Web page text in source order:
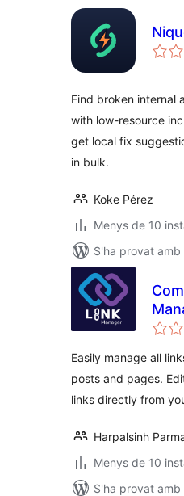
Find broken internal
with low-resource
get local fix
in bulk.
Koke Pérez
Menys de 10
S'ha provat amb
Easily manage all
posts and pages.
links directly from
Harpalsinh
Menys de 10
S'ha provat amb